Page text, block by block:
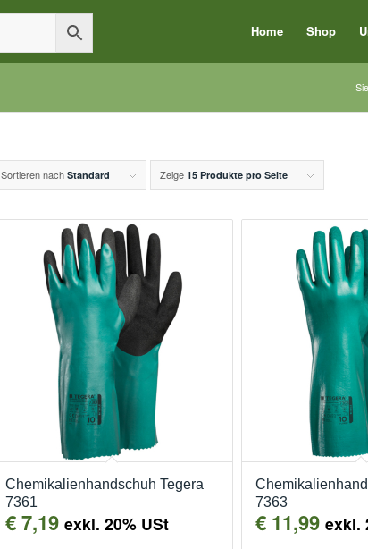
Home Shop
Sortieren nach Standard Zeige 15 Produkte pro Seite
Chemikalienhandschuh Tegera
7361
€7,19 exkl. 20% USt
7363
€11,99 exkl.